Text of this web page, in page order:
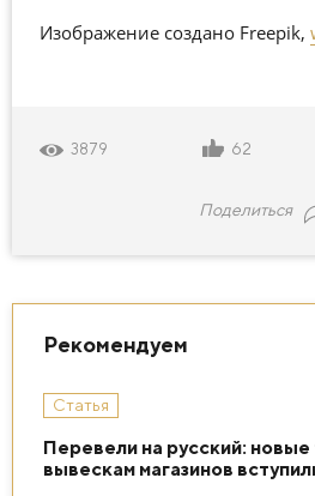
Изображение создано Freepik,
3879 62
Поделиться
Рекомендуем
Статья
Перевели на русский:
вывескам магазинов